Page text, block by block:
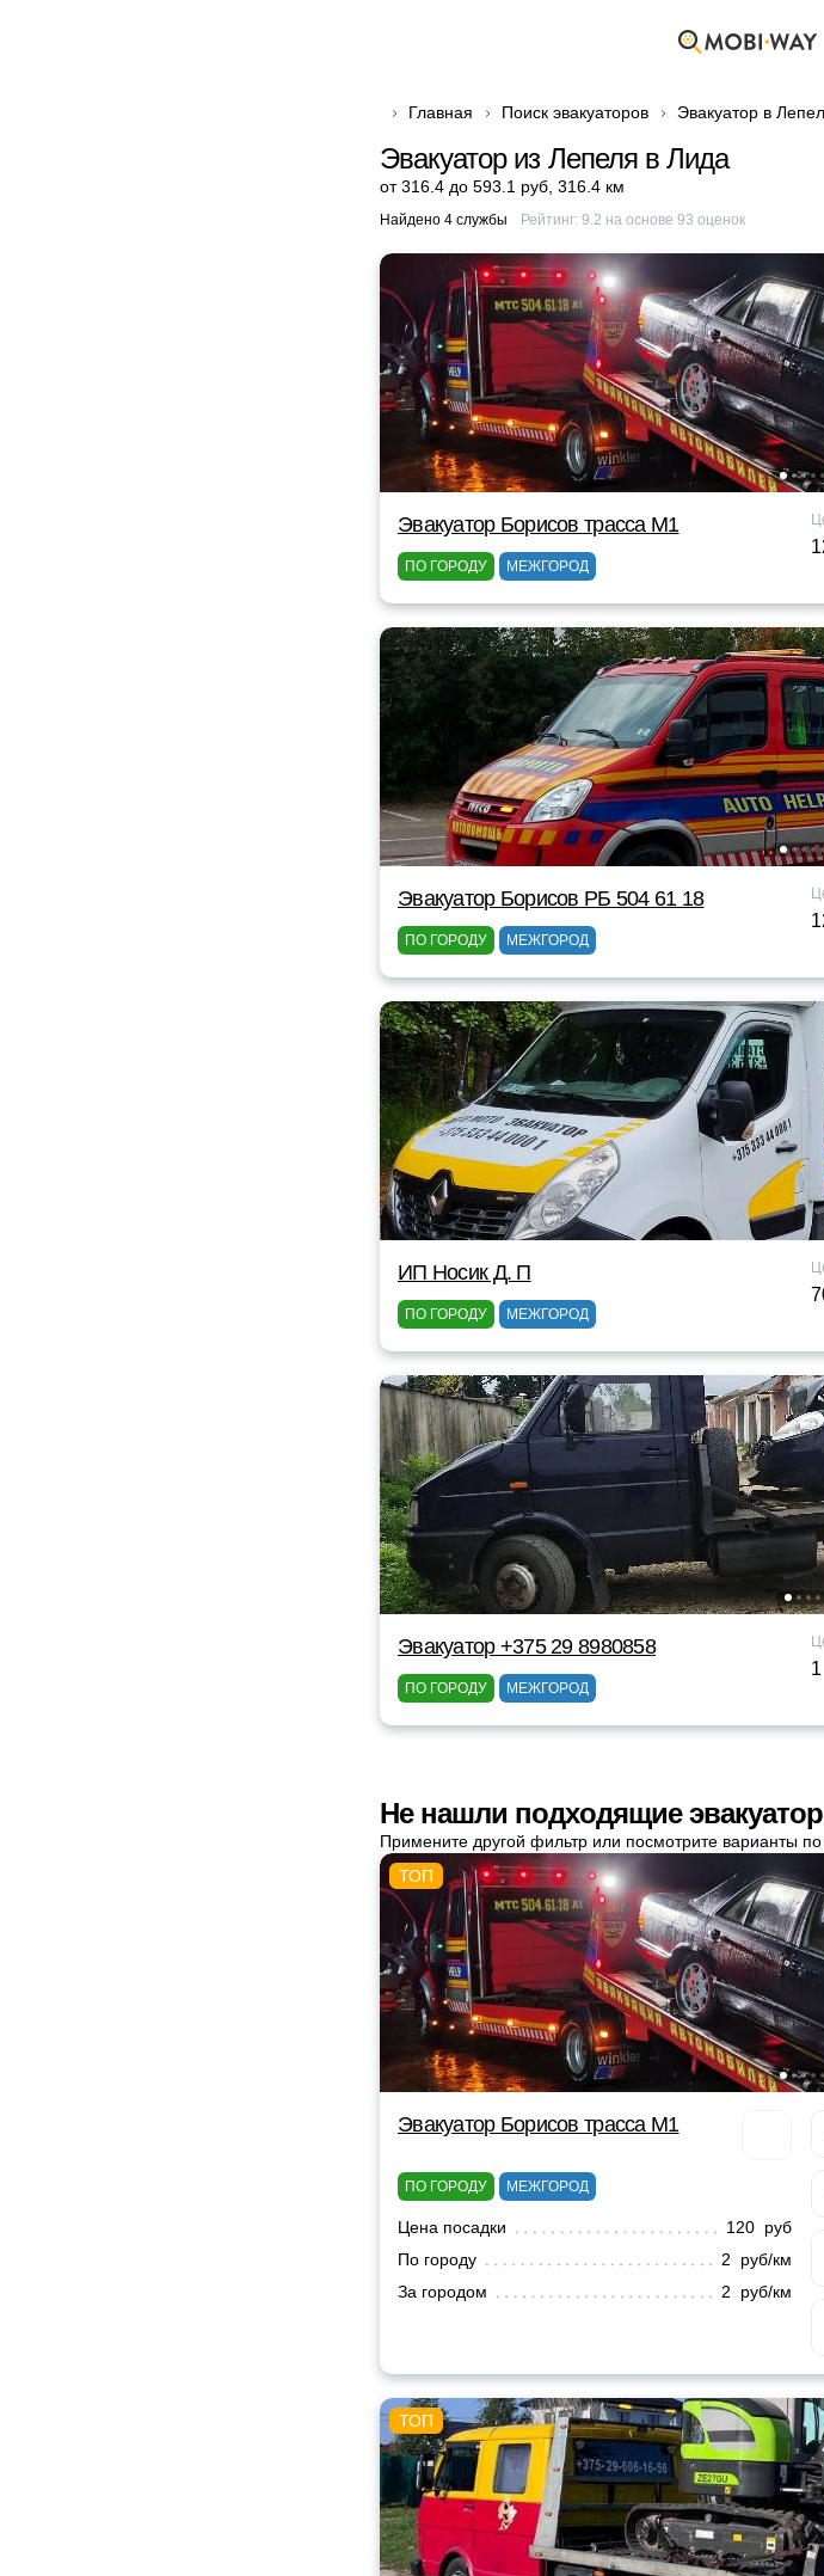
Главная Поиск эвакуаторов Эвакуатор в
Эвакуатор из Лепеля в Лида
от 316.4 до 593.1 руб 316.4 км
Найдено 4 службы Рейтинг: 9.2 на основе 93 оценок
Эвакуатор Борисов трасса М1
ПО ГОРОДУ МЕЖГОРОД
Эвакуатор Борисов РБ 504 61 18
ПО ГОРОДУ МЕЖГОРОД
ИП Носик Д. П
ПО ГОРОДУ МЕЖГОРОД
Эвакуатор +375 29 8980858
ПО ГОРОДУ МЕЖГОРОД
Не нашли подходящие
Примените другой фильтр или посмотрите варианты
Эвакуатор Борисов трасса М1
ПО ГОРОДУ МЕЖГОРОД
Цена посадки
120 руб
По городу
2 руб/км
За городом
2 руб/км